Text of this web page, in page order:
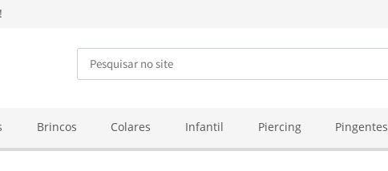
BUSCA
Brincos Colares Infantil Piercing Pingentes